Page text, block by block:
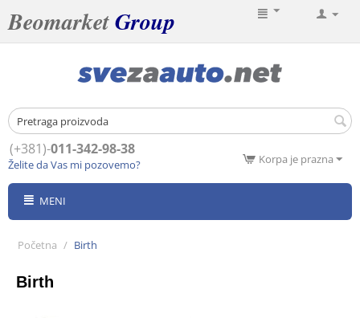
BeomarketGroup
(+381)-011-342-98-38
Želite da Vas mi pozovemo? Korpa je prazna
MENI
Početna / Birth
Birth